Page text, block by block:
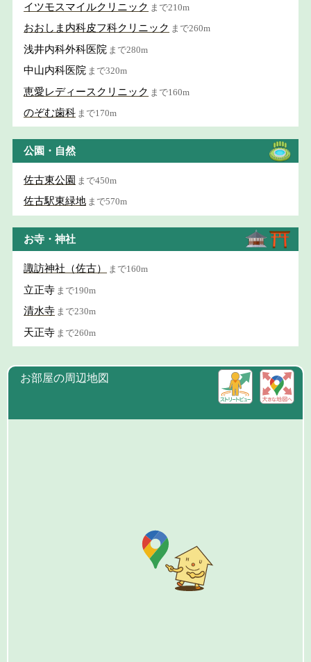
イツモスマイルクリニック まで210m
おおしま内科皮フ科クリニック まで260m
浅井内科外科医院 まで280m
中山内科医院 まで320m
恵愛レディースクリニック まで160m
のぞむ歯科 まで170m
公園・自然
佐古東公園 まで450m
佐古駅東緑地 まで570m
お寺・神社
諏訪神社（佐古） まで160m
立正寺 まで190m
清水寺 まで230m
天正寺 まで260m
お部屋の周辺地図